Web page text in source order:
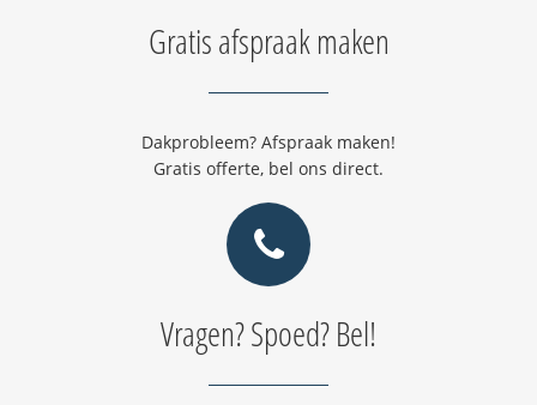
Gratis afspraak maken
Dakprobleem? Afspraak maken!
Gratis offerte, bel ons direct.
Vragen? Spoed? Bel!